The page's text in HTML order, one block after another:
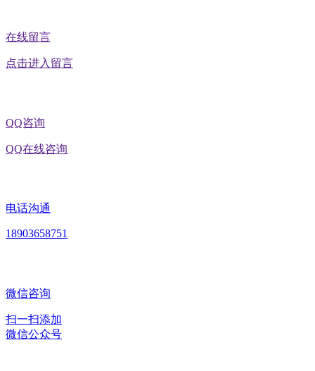
在线留言
点击进入留言
QQ咨询
QQ在线咨询
电话沟通
18903658751
微信咨询
扫一扫添加
微信公众号